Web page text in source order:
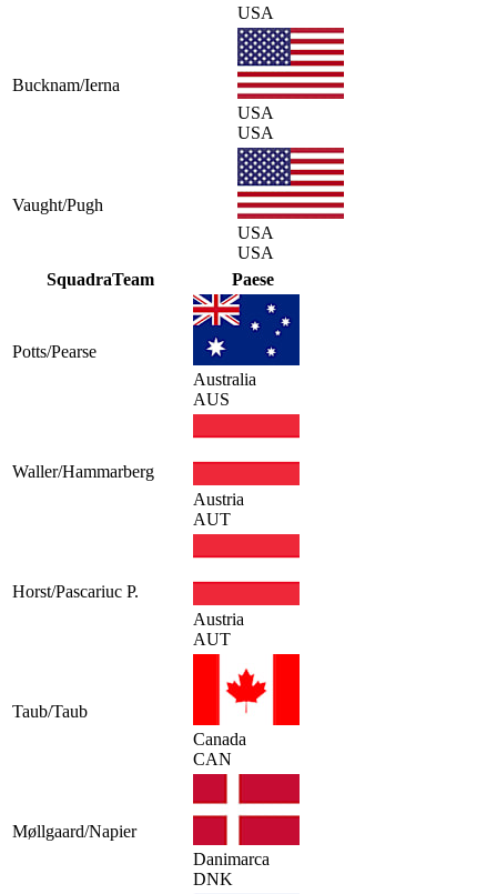
USA
Bucknam/Ierna
USA
USA
Vaught/Pugh
USA
USA
SquadraTeam Paese
Potts/Pearse
Australia
AUS
Waller/Hammarberg
Austria
AUT
Horst/Pascariuc P.
Austria
AUT
Taub/Taub
Canada
CAN
Møllgaard/Napier
Danimarca
DNK